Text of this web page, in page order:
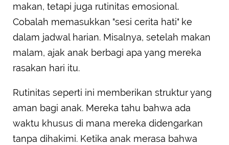
makan, tetapi juga rutinitas emosional.
Cobalah memasukkan "sesi cerita hati" ke
dalam jadwal harian. Misalnya, setelah makan
malam, ajak anak berbagi apa yang mereka
rasakan hari itu.
Rutinitas seperti ini memberikan struktur yang
aman bagi anak. Mereka tahu bahwa ada
waktu khusus di mana mereka didengarkan
tanpa dihakimi. Ketika anak merasa bahwa